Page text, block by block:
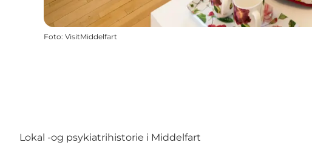
Foto: VisitMiddelfart
Lokal -og psykiatrihistorie i Middelfart